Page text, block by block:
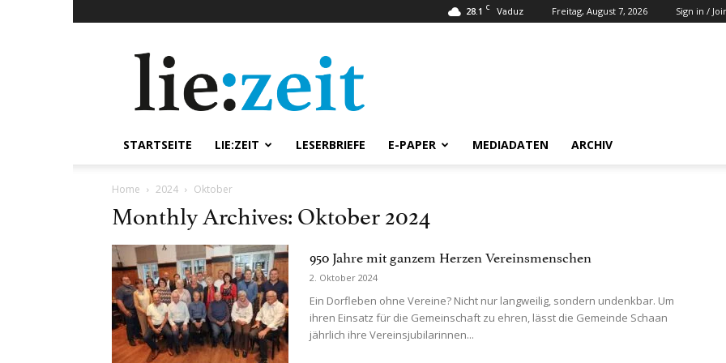
28.1 C Vaduz Freitag, August 7, 2026 Sign in /
STARTSEITE LIE:ZEIT LESERBRIEFE E-PAPER MEDIADATEN ARCHIV
Home 2024 Oktober
Monthly Archives: Oktober 2024
950 Jahre mit ganzem Herzen Vereinsmenschen
2. Oktober 2024
Ein Dorfleben ohne Vereine? Nicht nur langweilig, sondern undenkbar. Um
ihren Einsatz für die Gemeinschaft zu ehren, lässt die Gemeinde Schaan
jährlich ihre Vereinsjubilarinnen...